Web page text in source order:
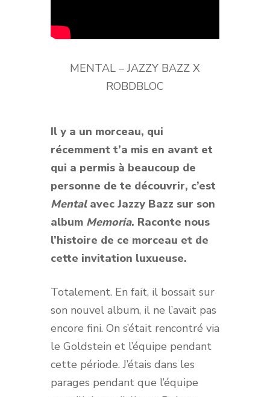
MENTAL – JAZZY BAZZ X
ROBDBLOC
Il y a un morceau, qui
récemment t’a mis en avant et
qui a permis à beaucoup de
personne de te découvrir, c’est
Mentalavec Jazzy Bazz sur son
album Memoria. Raconte nous
l’histoire de ce morceau et de
cette invitation luxueuse.
Totalement. En fait, il bossait sur
son nouvel album, il ne l’avait pas
encore fini. On s’était rencontré via
le Goldstein et l’équipe pendant
cette période. J’étais dans les
parages pendant que l’équipe